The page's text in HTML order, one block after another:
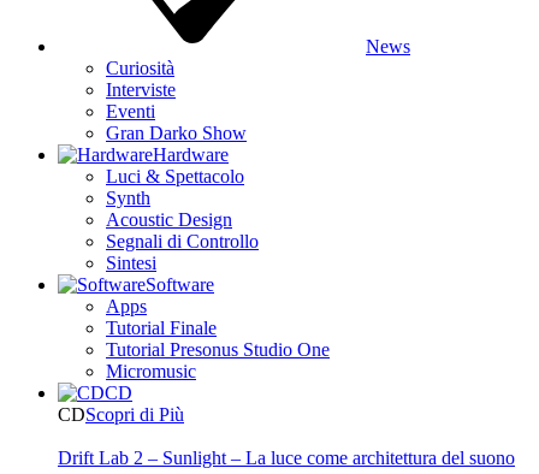
News
Curiosità
Interviste
Eventi
Gran Darko Show
Hardware
Luci & Spettacolo
Synth
Acoustic Design
Segnali di Controllo
Sintesi
Software
Apps
Tutorial Finale
Tutorial Presonus Studio One
Micromusic
CD
CDScopri di Più
Drift Lab 2 – Sunlight – La luce come architettura del suono